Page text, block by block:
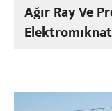
Ağır Ray Ve